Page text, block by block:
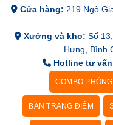
Cửa hàng: 219 Ngô
Xưởng và kho: Số
Hưng, Bình
Hotline tư
COMBO
BÀN TRANG ĐIỂM